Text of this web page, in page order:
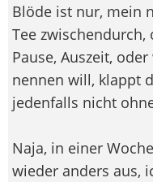
Blöde ist nur, mein
Tee
Pause, Auszeit,
nennen will, klappt
jedenfalls nicht
Naja, in einer
wieder anders aus,